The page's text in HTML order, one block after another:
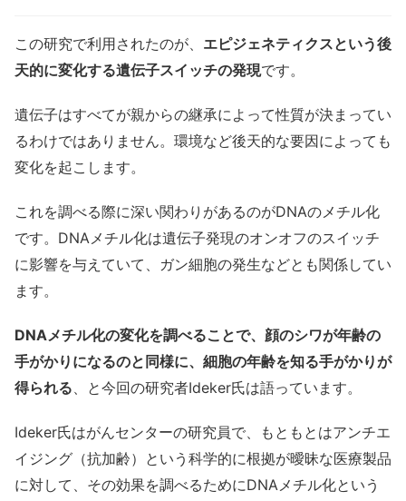
この研究で利用されたのが、 エピジェネティクスという後
天的に変化する遺伝子スイッチの発現です。
遺伝子はすべてが親からの継承によって性質が決まってい
るわけではありません。環境など後天的な要因によっても
変化を起こします。
これを調べる際に深い関わりがあるのがDNAのメチル化
です。DNAメチル化は遺伝子発現のオンオフのスイッチ
に影響を与えていて、ガン細胞の発生などとも関係してい
ます。
DNAメチル化の変化を調べることで、顔のシワが年齢の
手がかりになるのと同様に、細胞の年齢を知る手がかりが
得られる、と今回の研究者Ideker氏は語っています。
Ideker氏はがんセンターの研究員で、もともとはアンチエ
イジング（抗加齢）という科学的に根拠が曖昧な医療製品
に対して、その効果を調べるためにDNAメチル化という